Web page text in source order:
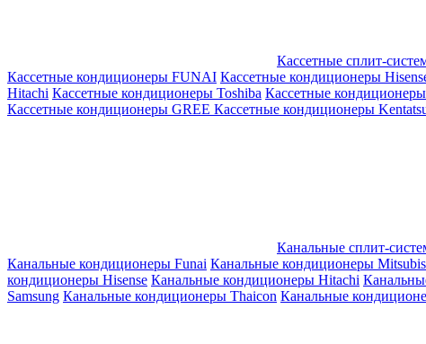
Кассетные сплит-
Кассетные кондиционеры FUNAI Кассетные кондиционеры
Hitachi Кассетные кондиционеры Toshiba Кассетные
Кассетные кондиционеры GREE Кассетные кондиционеры
Канальные сплит-
Канальные кондиционеры Funai Канальные кондиционеры
кондиционеры Hisense Канальные кондиционеры Hitachi
Samsung Канальные кондиционеры Thaicon Канальные